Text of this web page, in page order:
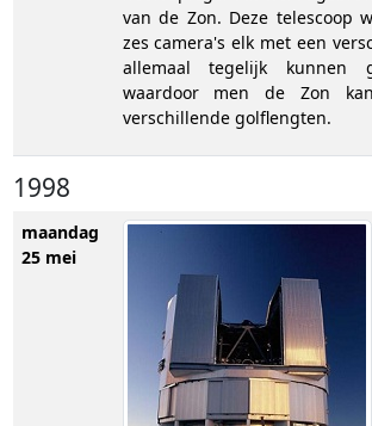
van de Zon. Deze telescoop
zes camera's elk met een
allemaal tegelijk kunnen
waardoor men de Zon
verschillende golflengten.
1998
maandag
25 mei